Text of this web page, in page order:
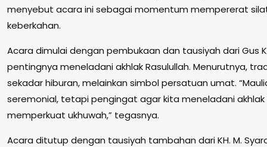
menyebut acara ini sebagai momentum mempererat
keberkahan.
Acara dimulai dengan pembukaan dan tausiyah dari Gus
pentingnya meneladani akhlak Rasulullah. Menurutnya,
sekadar hiburan, melainkan simbol persatuan umat.
seremonial, tetapi pengingat agar kita meneladani akhlak
memperkuat ukhuwah,” tegasnya.
Acara ditutup dengan tausiyah tambahan dari KH. M.